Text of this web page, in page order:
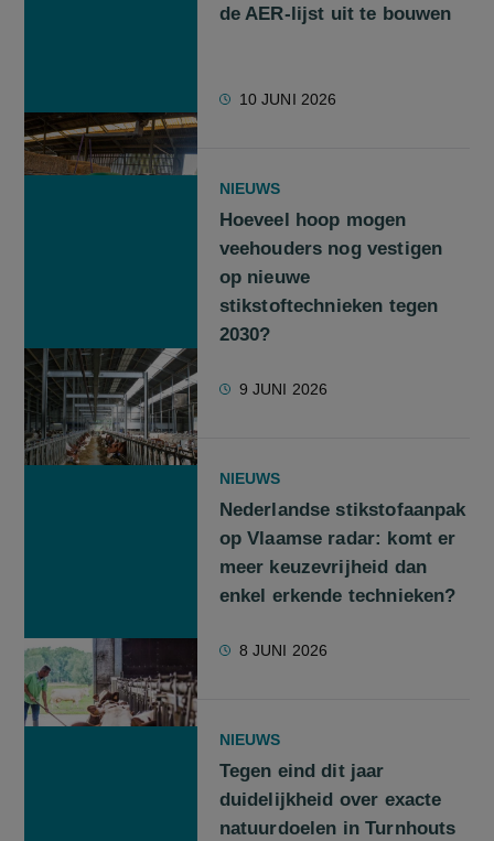
de AER-lijst uit te bouwen
10 JUNI 2026
NIEUWS
Hoeveel hoop mogen
veehouders nog vestigen
op nieuwe
stikstoftechnieken tegen
2030?
9 JUNI 2026
NIEUWS
Nederlandse stikstofaanpak
op Vlaamse radar: komt er
meer keuzevrijheid dan
enkel erkende technieken?
8 JUNI 2026
NIEUWS
Tegen eind dit jaar
duidelijkheid over exacte
natuurdoelen in Turnhouts